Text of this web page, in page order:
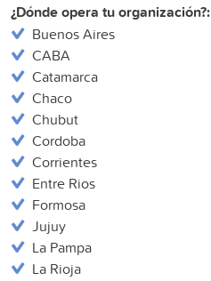
¿Dónde opera tu organización?:
Buenos Aires
CABA
Catamarca
Chaco
Chubut
Cordoba
Corrientes
Entre Rios
Formosa
Jujuy
La Pampa
La Rioja